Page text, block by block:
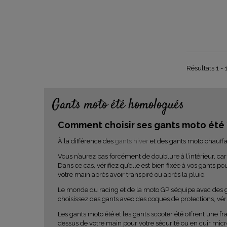
Résultats 1 -
Gants moto été homologués
Comment choisir ses gants moto été
À la différence des gants hiver et des gants moto
Vous n’aurez pas forcément de doublure à l’intérieur,
Dans ce cas, vérifiez qu’elle est bien fixée à vos gants
votre main après avoir transpiré ou après la pluie.
Le monde du racing et de la moto GP s’équipe avec
choisissez des gants avec des coques de protections,
Les gants moto été et les gants scooter été offrent une
dessus de votre main pour votre sécurité ou en cuir